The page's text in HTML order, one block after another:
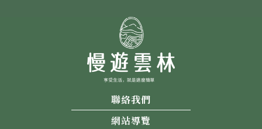
聯絡我們
網站導覽